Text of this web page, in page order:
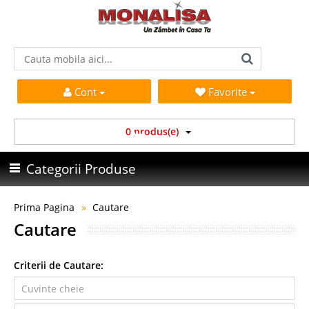
Cont Favorite
0 produs(e)
Categorii Produse
Prima Pagina Cautare
Cautare
Criterii de Cautare: